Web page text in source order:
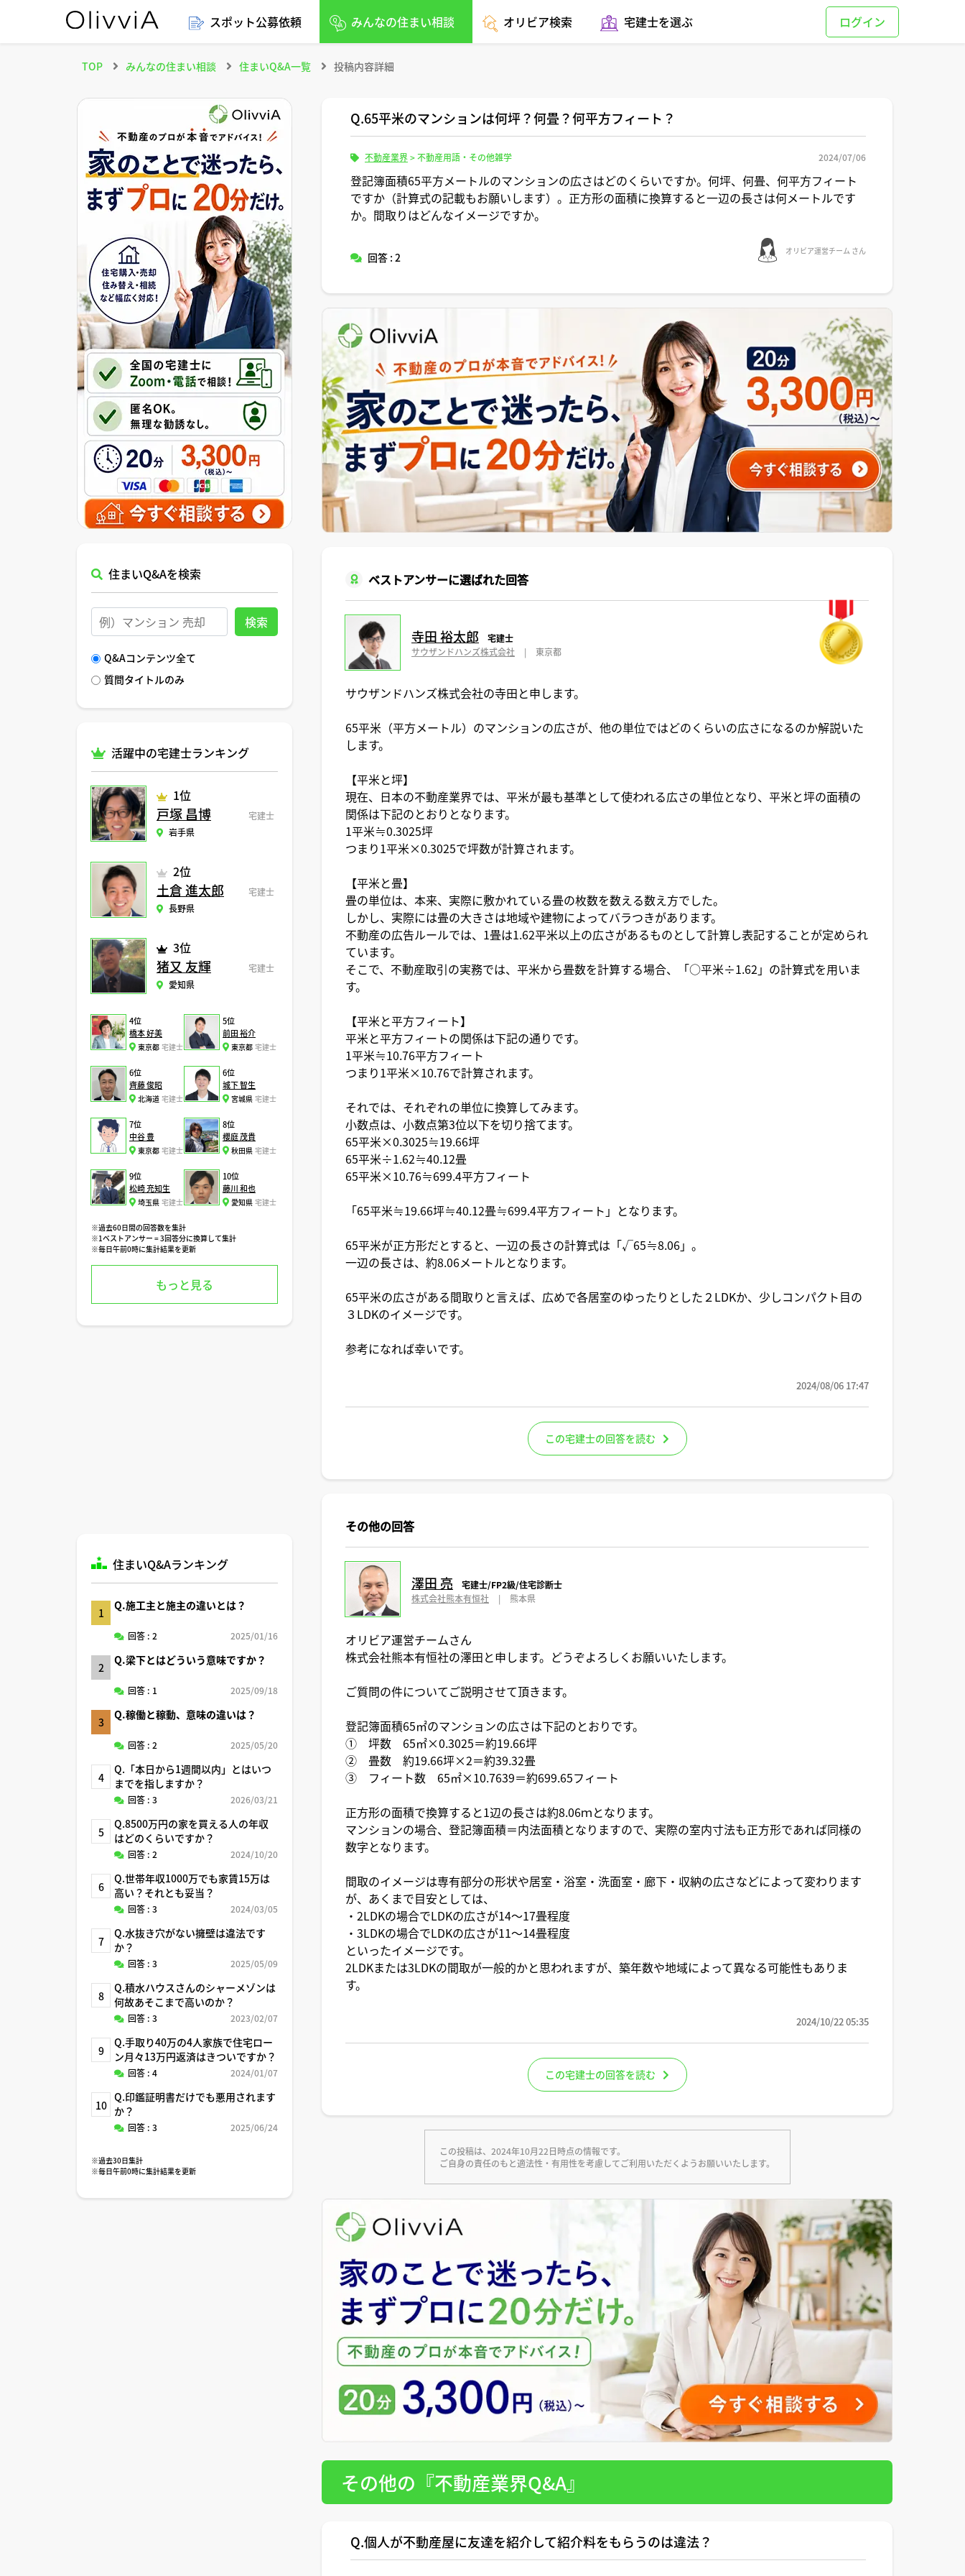
スポット公募依頼 みんなの住まい相談 オリビア検索 宅建士を選ぶ
TOP みんなの住まい相談 住まいQ&A一覧 投稿内容詳細
住まいQ&Aを検索
Q&Aコンテンツ全て
質問タイトルのみ
活躍中の宅建士ランキング
1位
戸塚 昌博
宅建士
岩手県
2位
土倉 進太郎
宅建士
長野県
3位
猪又 友輝
宅建士
愛知県
4位
橋本 好美
宅建士
東京都
5位
前田 裕介
宅建士
東京都
6位
齊藤 俊昭
宅建士
北海道
6位
城下 智生
宅建士
宮城県
7位
中谷 豊
宅建士
東京都
8位
櫻庭 茂貴
宅建士
秋田県
9位
松崎 充知生
宅建士
埼玉県
10位
藤川 和也
宅建士
愛知県
※過去60日間の回答数を集計
※1ベストアンサー = 3回答分に換算して集計
※毎日午前0時に集計結果を更新
もっと見る
住まいQ&Aランキング
1
Q.施工主と施主の違いとは？
回答 : 2 2025/01/16
2
Q.梁下とはどういう意味ですか？
回答 : 1 2025/09/18
3
Q.稼働と稼動、意味の違いは？
回答 : 2 2025/05/20
4
Q.「本日から1週間以内」とはいつ
までを指しますか？
回答 : 3 2026/03/21
5
Q.8500万円の家を買える人の年収
はどのくらいですか？
回答 : 2 2024/10/20
6
Q.世帯年収1000万でも家賃15万は
高い？それとも妥当？
回答 : 3 2024/03/05
7
Q.水抜き穴がない擁壁は違法です
か？
回答 : 3 2025/05/09
8
Q.積水ハウスさんのシャーメゾンは
何故あそこまで高いのか？
回答 : 3 2023/02/07
9
Q.手取り40万の4人家族で住宅ロー
ン月々13万円返済はきついですか？
回答 : 4 2024/01/07
10
Q.印鑑証明書だけでも悪用されます
か？
回答 : 3 2025/06/24
※過去30日集計
※毎日午前0時に集計結果を更新
Q.65平米のマンションは何坪？何畳？何平方フィート？
不動産業界>不動産用語・その他雑学 2024/07/06
登記簿面積65平方メートルのマンションの広さはどのくらいですか。何坪、何畳、何平方フィート
ですか（計算式の記載もお願いします）。正方形の面積に換算すると一辺の長さは何メートルです
か。間取りはどんなイメージですか。
回答 : 2 オリビア運営チーム さん
ベストアンサーに選ばれた回答
寺田 裕太郎
宅建士
サウザンドハンズ株式会社
| 東京都
サウザンドハンズ株式会社の寺田と申します。
65平米（平方メートル）のマンションの広さが、他の単位ではどのくらいの広さになるのか解説いた
します。
【平米と坪】
現在、日本の不動産業界では、平米が最も基準として使われる広さの単位となり、平米と坪の面積の
関係は下記のとおりとなります。
1平米≒0.3025坪
つまり1平米×0.3025で坪数が計算されます。
【平米と畳】
畳の単位は、本来、実際に敷かれている畳の枚数を数える数え方でした。
しかし、実際には畳の大きさは地域や建物によってバラつきがあります。
不動産の広告ルールでは、1畳は1.62平米以上の広さがあるものとして計算し表記することが定められ
ています。
そこで、不動産取引の実務では、平米から畳数を計算する場合、「○平米÷1.62」の計算式を用いま
す。
【平米と平方フィート】
平米と平方フィートの関係は下記の通りです。
1平米≒10.76平方フィート
つまり1平米×10.76で計算されます。
それでは、それぞれの単位に換算してみます。
小数点は、小数点第3位以下を切り捨てます。
65平米×0.3025≒19.66坪
65平米÷1.62≒40.12畳
65平米×10.76≒699.4平方フィート
「65平米≒19.66坪≒40.12畳≒699.4平方フィート」となります。
65平米が正方形だとすると、一辺の長さの計算式は「√65≒8.06」。
一辺の長さは、約8.06メートルとなります。
65平米の広さがある間取りと言えば、広めで各居室のゆったりとした２LDKか、少しコンパクト目の
３LDKのイメージです。
参考になれば幸いです。
2024/08/06 17:47
この宅建士の回答を読む
その他の回答
澤田 亮
宅建士/FP2級/住宅診断士
株式会社熊本有恒社
| 熊本県
オリビア運営チームさん
株式会社熊本有恒社の澤田と申します。どうぞよろしくお願いいたします。
ご質問の件についてご説明させて頂きます。
登記簿面積65㎡のマンションの広さは下記のとおりです。
① 坪数 65㎡×0.3025＝約19.66坪
② 畳数 約19.66坪×2＝約39.32畳
③ フィート数 65㎡×10.7639＝約699.65フィート
正方形の面積で換算すると1辺の長さは約8.06ｍとなります。
マンションの場合、登記簿面積＝内法面積となりますので、実際の室内寸法も正方形であれば同様の
数字となります。
間取のイメージは専有部分の形状や居室・浴室・洗面室・廊下・収納の広さなどによって変わります
が、あくまで目安としては、
・2LDKの場合でLDKの広さが14～17畳程度
・3LDKの場合でLDKの広さが11～14畳程度
といったイメージです。
2LDKまたは3LDKの間取が一般的かと思われますが、築年数や地域によって異なる可能性もありま
す。
2024/10/22 05:35
この宅建士の回答を読む
この投稿は、2024年10月22日時点の情報です。
ご自身の責任のもと適法性・有用性を考慮してご利用いただくようお願いいたします。
その他の『不動産業界Q&A』
Q.個人が不動産屋に友達を紹介して紹介料をもらうのは違法？